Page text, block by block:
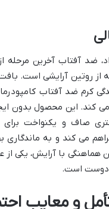
ضد آفتاب آخرین مرحله
از روتین آرایشی است.
کرم ضد آفتاب
می کند. این محصول بدون
صاف و یکنواخت برای
می کند و به ماندگاری
هماهنگی با آرایش، یکی
دوست است.
و معایب